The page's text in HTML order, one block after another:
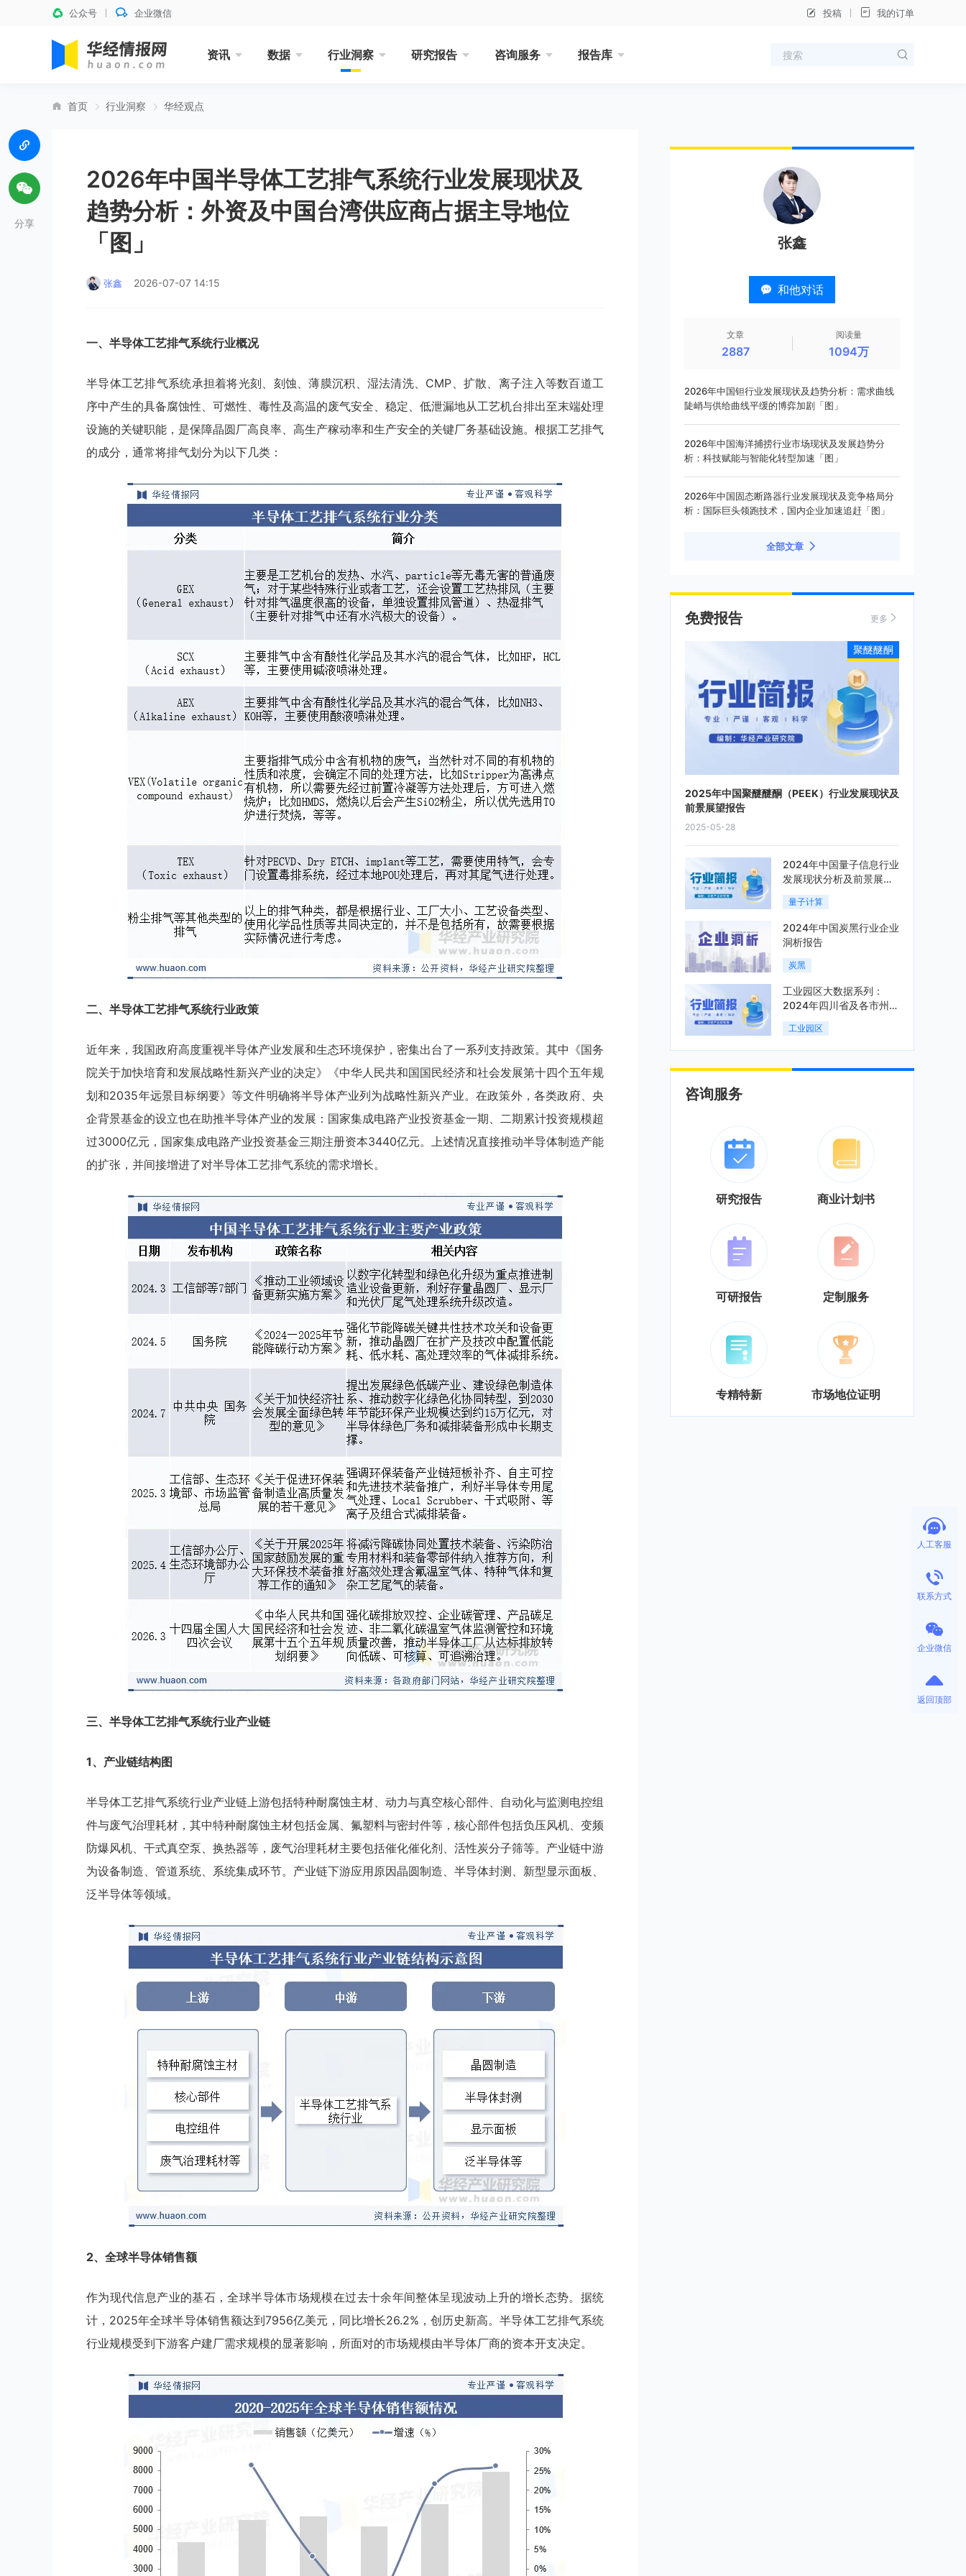
公众号 企业微信 投稿 我的订单
资讯 数据 行业洞察 研究报告 咨询服务 报告库
首页 行业洞察 华经观点
2026年中国半导体工艺排气系统行业发展现状及
趋势分析：外资及中国台湾供应商占据主导地位
「图」
张鑫 2026-07-07 14:15
一、 半导体工艺排气系统行业概况
半导体工艺排气系统承担着将光刻、刻蚀、薄膜沉积、湿法清洗、CMP、扩散、离子注入等数百道工
序中产生的具备腐蚀性、可燃性、毒性及高温的废气安全、稳定、低泄漏地从工艺机台排出至末端处理
设施的关键职能，是保障晶圆厂高良率、高生产稼动率和生产安全的关键厂务基础设施。根据工艺排气
的成分，通常将排气划分为以下几类：
二、 半导体工艺排气系统行业政策
近年来，我国政府高度重视半导体产业发展和生态环境保护，密集出台了一系列支持政策。其中《国务
院关于加快培育和发展战略性新兴产业的决定》《中华人民共和国国民经济和社会发展第十四个五年规
划和2035年远景目标纲要》等文件明确将半导体产业列为战略性新兴产业。在政策外，各类政府、央
企背景基金的设立也在助推半导体产业的发展：国家集成电路产业投资基金一期、二期累计投资规模超
过3000亿元，国家集成电路产业投资基金三期注册资本3440亿元。上述情况直接推动半导体制造产能
的扩张，并间接增进了对半导体工艺排气系统的需求增长。
三、 半导体工艺排气系统行业产业链
1、产业链结构图
半导体工艺排气系统行业产业链上游包括特种耐腐蚀主材、动力与真空核心部件、自动化与监测电控组
件与废气治理耗材，其中特种耐腐蚀主材包括金属、氟塑料与密封件等，核心部件包括负压风机、变频
防爆风机、干式真空泵、换热器等，废气治理耗材主要包括催化催化剂、活性炭分子筛等。产业链中游
为设备制造、管道系统、系统集成环节。产业链下游应用原因晶圆制造、半导体封测、新型显示面板、
泛半导体等领域。
2、全球半导体销售额
作为现代信息产业的基石，全球半导体市场规模在过去十余年间整体呈现波动上升的增长态势。据统
计，2025年全球半导体销售额达到7956亿美元，同比增长26.2%，创历史新高。半导体工艺排气系统
行业规模受到下游客户建厂需求规模的显著影响，所面对的市场规模由半导体厂商的资本开支决定。
分享
张鑫
和他对话
文章
2887
阅读量
1094万
2026年中国钽行业发展现状及趋势分析：需求曲线
陡峭与供给曲线平缓的博弈加剧「图」
2026年中国海洋捕捞行业市场现状及发展趋势分
析：科技赋能与智能化转型加速「图」
2026年中国固态断路器行业发展现状及竞争格局分
析：国际巨头领跑技术，国内企业加速追赶「图」
全部文章
免费报告 更多
2025年中国聚醚醚酮（PEEK）行业发展现状及
前景展望报告
2025-05-28
聚醚醚酮
2024年中国量子信息行业
发展现状分析及前景展望
报告
量子计算
2024年中国炭黑行业企业
洞析报告
炭黑
工业园区大数据系列：
2024年四川省及各市州工
业园区全景洞析报告
工业园区
咨询服务
研究报告 商业计划书
可研报告 定制服务
专精特新 市场地位证明
人工客服
联系方式
企业微信
返回顶部